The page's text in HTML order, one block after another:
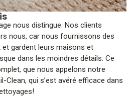
nous distingue. Nos clients
nous, car nous fournissons des
gardent leurs maisons et
dans les moindres détails. Ce
que nous appelons notre
Clean, qui s’est avéré efficace dans